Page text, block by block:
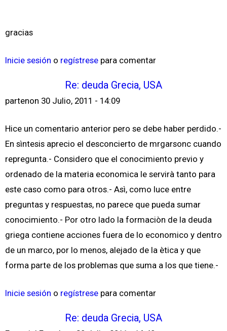
gracias
Inicie sesión o regístrese para comentar
Re: deuda Grecia, USA
partenon 30 Julio, 2011 - 14:09
Hice un comentario anterior pero se debe haber perdido.-
En sìntesis aprecio el desconcierto de mrgarsonc cuando
repregunta.- Considero que el conocimiento previo y
ordenado de la materia economica le servirà tanto para
este caso como para otros.- Asì, como luce entre
preguntas y respuestas, no parece que pueda sumar
conocimiento.- Por otro lado la formaciòn de la deuda
griega contiene acciones fuera de lo economico y dentro
de un marco, por lo menos, alejado de la ètica y que
forma parte de los problemas que suma a los que tiene.-
Inicie sesión o regístrese para comentar
Re: deuda Grecia, USA